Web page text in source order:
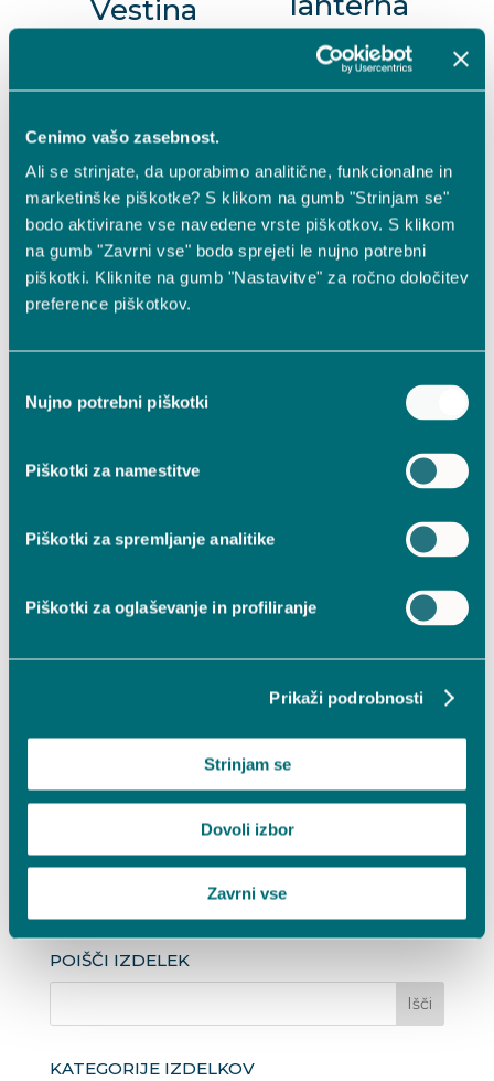
Cenimo vašo zasebnost.
Ali se strinjate, da uporabimo analitične, funkcionalne in
marketinške piškotke? S klikom na gumb "Strinjam se"
bodo aktivirane vse navedene vrste piškotkov. S klikom
na gumb "Zavrni vse" bodo sprejeti le nujno potrebni
piškotki. Kliknite na gumb "Nastavitve" za ročno določitev
preference piškotkov.
soglasja
Nujno potrebni piškotki
Piškotki za namestitve
Piškotki za spremljanje analitike
Piškotki za oglaševanje in profiliranje
Prikaži podrobnosti
Strinjam se
Dovoli izbor
Zavrni vse
Vestina
20,49€
Dodaj v košarico
Vestina
Strenia –
1000 dni
30,59€
Dodaj v košarico
Solarna
Vestina
Posvetilo
Angel – 1000
Dodaj v košarico
POIŠČI IZDELEK
KATEGORIJE IZDELKOV